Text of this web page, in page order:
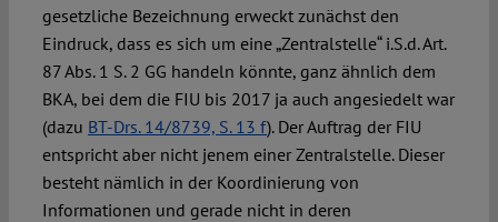
gesetzliche Bezeichnung erweckt zunächst den
Eindruck, dass es sich um eine „Zentralstelle“ i.S.d. Art.
87 Abs. 1 S. 2 GG handeln könnte, ganz ähnlich dem
BKA, bei dem die FIU bis 2017 ja auch angesiedelt war
(dazu BT-Drs. 14/8739, S. 13 f). Der Auftrag der FIU
entspricht aber nicht jenem einer Zentralstelle. Dieser
besteht nämlich in der Koordinierung von
Informationen und gerade nicht in deren